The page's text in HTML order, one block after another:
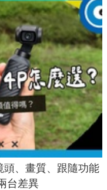
頭、畫質、跟隨功能
台差異